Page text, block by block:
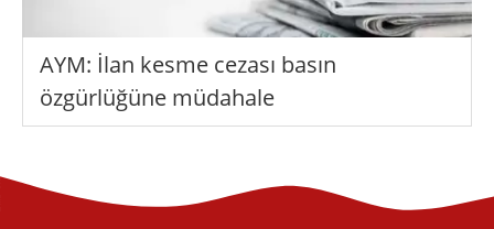
AYM: İlan kesme cezası basın
özgürlüğüne müdahale